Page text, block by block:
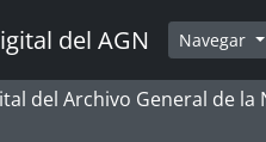
del AGN Navegar
del Archivo General de